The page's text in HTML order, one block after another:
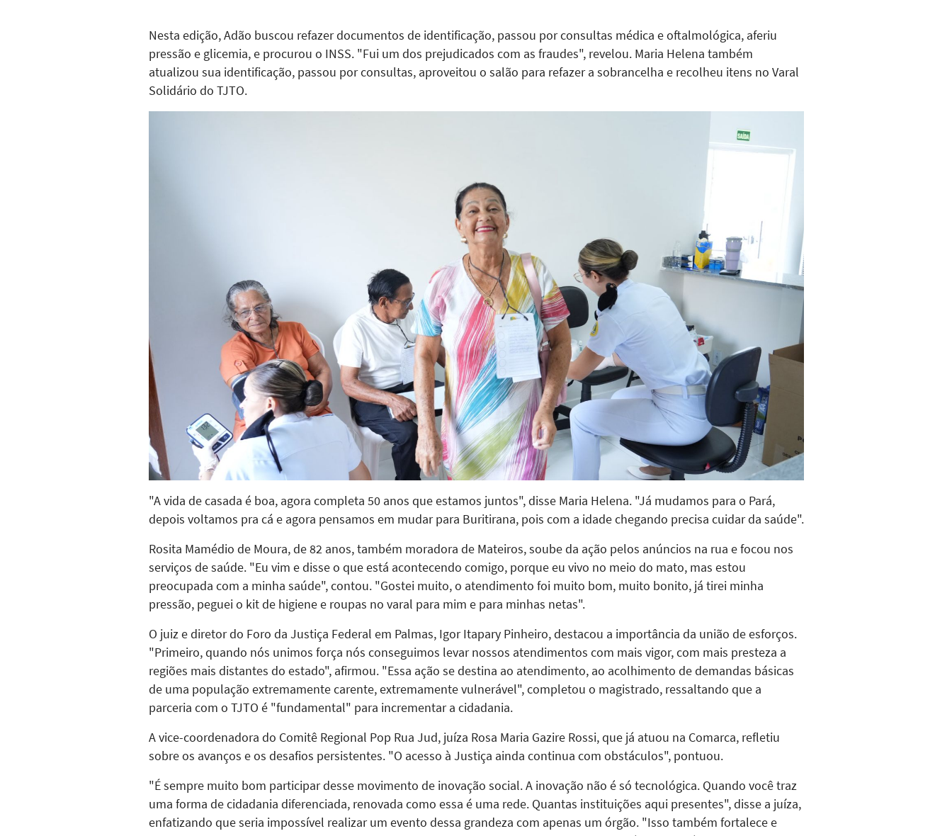
Nesta edição, Adão buscou refazer documentos de identificação, passou por consultas médica e oftalmológica, aferiu
pressão e glicemia, e procurou o INSS. "Fui um dos prejudicados com as fraudes", revelou. Maria Helena também
atualizou sua identificação, passou por consultas, aproveitou o salão para refazer a sobrancelha e recolheu itens no Varal
Solidário do TJTO.
"A vida de casada é boa, agora completa 50 anos que estamos juntos", disse Maria Helena. "Já mudamos para o Pará,
depois voltamos pra cá e agora pensamos em mudar para Buritirana, pois com a idade chegando precisa cuidar da saúde".
Rosita Mamédio de Moura, de 82 anos, também moradora de Mateiros, soube da ação pelos anúncios na rua e focou nos
serviços de saúde. "Eu vim e disse o que está acontecendo comigo, porque eu vivo no meio do mato, mas estou
preocupada com a minha saúde", contou. "Gostei muito, o atendimento foi muito bom, muito bonito, já tirei minha
pressão, peguei o kit de higiene e roupas no varal para mim e para minhas netas".
O juiz e diretor do Foro da Justiça Federal em Palmas, Igor Itapary Pinheiro, destacou a importância da união de esforços.
"Primeiro, quando nós unimos força nós conseguimos levar nossos atendimentos com mais vigor, com mais presteza a
regiões mais distantes do estado", afirmou. "Essa ação se destina ao atendimento, ao acolhimento de demandas básicas
de uma população extremamente carente, extremamente vulnerável", completou o magistrado, ressaltando que a
parceria com o TJTO é "fundamental" para incrementar a cidadania.
A vice-coordenadora do Comitê Regional Pop Rua Jud, juíza Rosa Maria Gazire Rossi, que já atuou na Comarca, refletiu
sobre os avanços e os desafios persistentes. "O acesso à Justiça ainda continua com obstáculos", pontuou.
"É sempre muito bom participar desse movimento de inovação social. A inovação não é só tecnológica. Quando você traz
uma forma de cidadania diferenciada, renovada como essa é uma rede. Quantas instituições aqui presentes", disse a juíza,
enfatizando que seria impossível realizar um evento dessa grandeza com apenas um órgão. "Isso também fortalece e